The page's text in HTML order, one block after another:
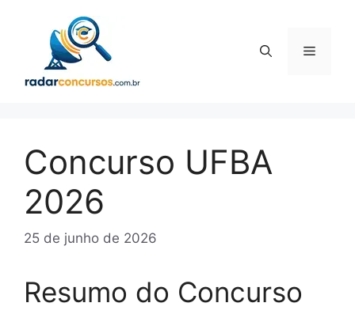
conteúdo
Menu
Concurso UFBA
2026
25 de junho de 2026
Resumo do Concurso